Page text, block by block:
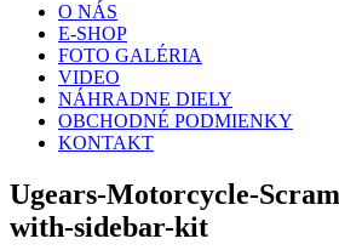
O NÁS
E-SHOP
FOTO GALÉRIA
VIDEO
NÁHRADNE DIELY
OBCHODNÉ PODMIENKY
KONTAKT
Ugears-Motorcycle-
with-sidebar-kit